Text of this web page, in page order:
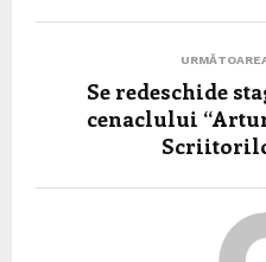
Se redeschide
cenaclului